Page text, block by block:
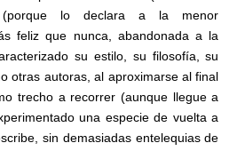
lo declara a la menor
feliz que nunca, abandonada a la
su estilo, su filosofía, su
otras autoras, al aproximarse al final
trecho a recorrer (aunque llegue a
una especie de vuelta a
sin demasiadas entelequias de